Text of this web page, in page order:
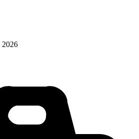
2026